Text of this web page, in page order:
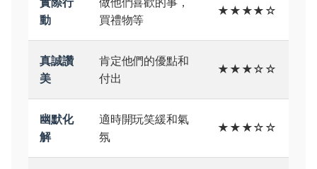
動
買禮物等
★★★★☆
真誠讚
美
肯定他們的優點和
付出
★★★☆☆
幽默化
解
適時開玩笑緩和氣
氛
★★★☆☆